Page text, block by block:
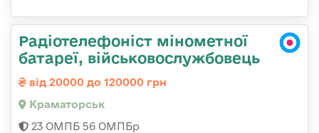
Радіотелефоніст мінометної
батареї, військовослужбовець
від 20000 до 120000 грн
Краматорськ
23 ОМПБ 56 ОМПБр